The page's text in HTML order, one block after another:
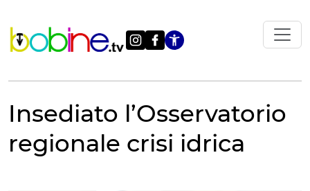
contenuto
Apri le
Insediato l’Osservatorio
regionale crisi idrica